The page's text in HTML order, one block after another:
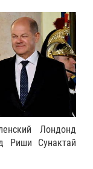
Лондонд
Риши Сунактай